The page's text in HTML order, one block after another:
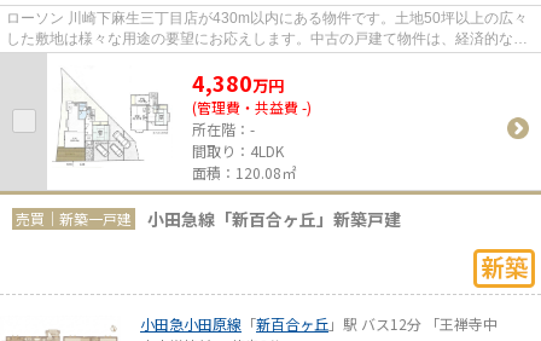
ローソン 川崎下麻生三丁目店が430m以内にある物件です。土地50坪以上の広々
した敷地は様々な用途の要望にお応えします。中古の戸建て物件は、経済的なメ
4,380万円
(管理費・共益費 -)
所在階：-
間取り：4LDK
面積：120.08㎡
売買｜新築一戸建 小田急線「新百合ヶ丘」新築戸建
小田急小田原線 「新百合ヶ丘」駅 バス12分 「王禅寺中